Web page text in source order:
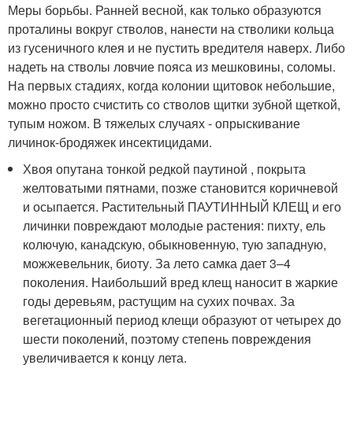
Меры борьбы. Ранней весной, как только образуются
проталины вокруг стволов, нанести на стволики кольца
из гусеничного клея и не пустить вредителя наверх. Либо
надеть на стволы ловчие пояса из мешковины, соломы.
На первых стадиях, когда колонии щитовок небольшие,
можно просто счистить со стволов щитки зубной щеткой,
тупым ножом. В тяжелых случаях - опрыскивание
личинок-бродяжек инсектицидами.
Хвоя опутана тонкой редкой паутиной , покрыта
желтоватыми пятнами, позже становится коричневой
и осыпается. Растительный ПАУТИННЫЙ КЛЕЩ и его
личинки повреждают молодые растения: пихту, ель
колючую, канадскую, обыкновенную, тую западную,
можжевельник, биоту. За лето самка дает 3–4
поколения. Наибольший вред клещ наносит в жаркие
годы деревьям, растущим на сухих почвах. За
вегетационный период клещи образуют от четырех до
шести поколений, поэтому степень повреждения
увеличивается к концу лета.